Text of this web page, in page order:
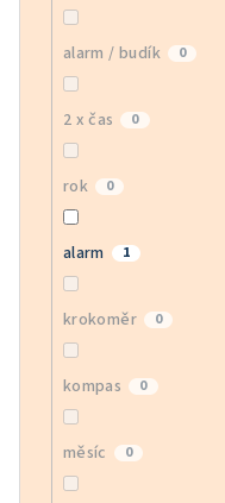
alarm / budík 0
2 x čas 0
rok 0
alarm 1
krokoměr 0
kompas 0
měsíc 0